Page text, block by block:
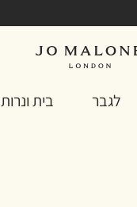
לגבר בית ונרות